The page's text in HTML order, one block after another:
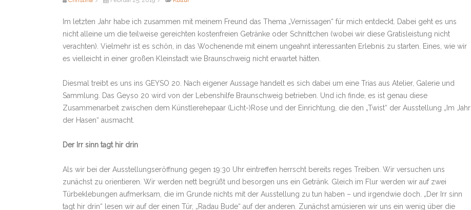
Im letzten Jahr habe ich zusammen mit meinem Freund das Thema „Vernissagen“ für mich entdeckt. Dabei geht es uns
nicht alleine um die teilweise gereichten kostenfreien Getränke oder Schnittchen (wobei wir diese Gratisleistung nicht
verachten). Vielmehr ist es schön, in das Wochenende mit einem ungeahnt interessanten Erlebnis zu starten. Eines, wie wir
es vielleicht in einer großen Kleinstadt wie Braunschweig nicht erwartet hätten.
Diesmal treibt es uns ins GEYSO 20. Nach eigener Aussage handelt es sich dabei um eine Trias aus Atelier, Galerie und
Sammlung. Das Geyso 20 wird von der Lebenshilfe Braunschweig betrieben. Und ich finde, es ist genau diese
Zusammenarbeit zwischen dem Künstlerehepaar (Licht-)Rose und der Einrichtung, die den „Twist“ der Ausstellung „Im Jahr
der Hasen“ ausmacht.
Der Irr sinn tagt hir drin
Als wir bei der Ausstellungseröffnung gegen 19:30 Uhr eintreffen herrscht bereits reges Treiben. Wir versuchen uns
zunächst zu orientieren. Wir werden nett begrüßt und besorgen uns ein Getränk. Gleich im Flur werden wir auf zwei
Türbeklebungen aufmerksam, die im Grunde nichts mit der Ausstellung zu tun haben – und irgendwie doch. „Der Irr sinn
tagt hir drin“ lesen wir auf der einen Tür, „Radau Bude“ auf der anderen. Zunächst amüsieren wir uns ein wenig über die